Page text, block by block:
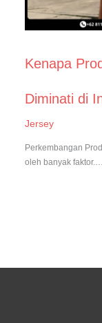
Kenapa
Diminati di
Jersey
Perkembangan
oleh banyak faktor.…